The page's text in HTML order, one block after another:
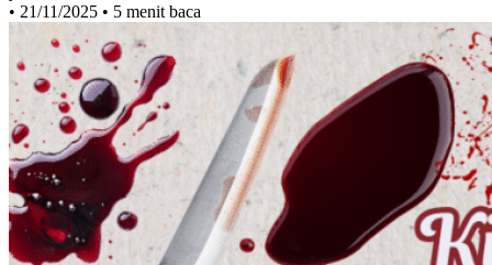
ykkokut
21/11/2025